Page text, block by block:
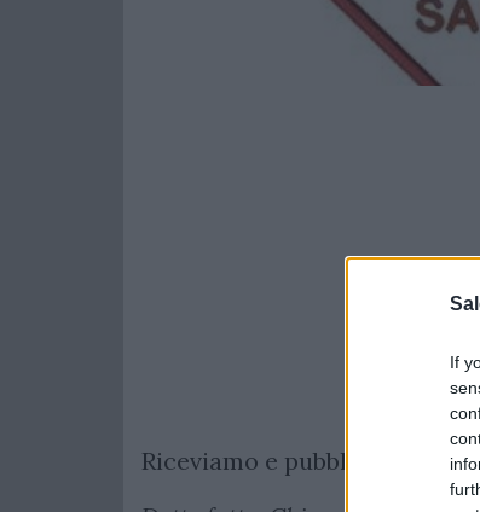
If
Riceviamo e pubblichiamo il